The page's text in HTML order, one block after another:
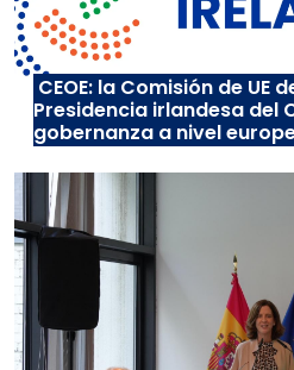
CEOE: la Comisión de UE
Presidencia irlandesa del
gobernanza a nivel